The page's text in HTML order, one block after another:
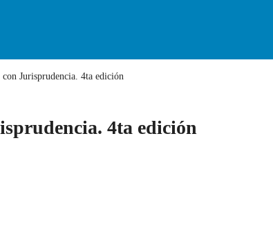
Jurisprudencia. 4ta edición
4ta edición